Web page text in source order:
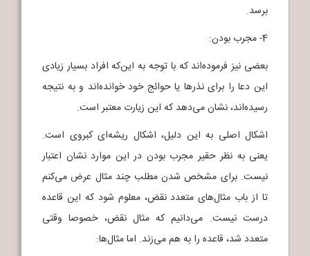
برسد.
4- مجرب بودن:
بعضی نیز فرموده‌اند که با توجه به این‌که افراد بسیار زیادی
این دعا را برای نذرها یا حوائج خود خوانده‌اند و به نتیجه
رسیده‌اند، نشان می‌دهد که این زیارت معتبر است.
اشکال اصلی به این دلیل، اشکال ریشه‌ای کبروی است.
یعنی به نظر حقیر مجرب بودن در این موارد نشان اعتبار
نیست. برای مشخص شدن مطلب چند مثال عرض می‌کنم
تا از باب مثال‌های متعدد نقض، معلوم شود که این قاعده
درست نیست. می‌دانیم که مثال نقض، خصوصا وقتی
متعدد شد، قاعده را به هم می‌زند. اما مثال‌ها: